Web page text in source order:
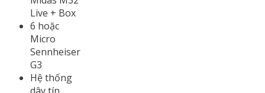
Live + Box
6 hoặc
Micro
Sennheiser
G3
Hệ thống